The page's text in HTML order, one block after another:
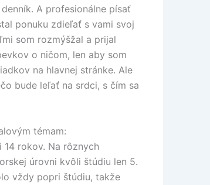
A profesionálne písať
ponuku zdieľať s vami svoj
som rozmýšžal a prijal
o ničom, len aby som
na hlavnej stránke. Ale
bude leľať na srdci, s čím sa
témam:
14 rokov. Na rôznych
úrovni kvôli štúdiu len 5.
vždy popri štúdiu, takže